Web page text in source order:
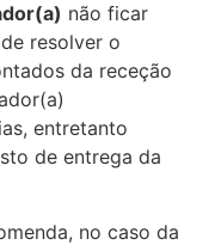
não ficar
resolver o
da receção
entretanto
de entrega da
no caso da